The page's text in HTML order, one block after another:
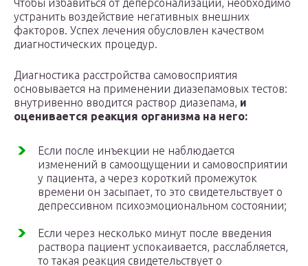
Чтобы избавиться от деперсонализации, необходимо
устранить воздействие негативных внешних
факторов. Успех лечения обусловлен качеством
диагностических процедур.
Диагностика расстройства самовосприятия
основывается на применении диазепамовых тестов:
внутривенно вводится раствор диазепама, и
оценивается реакция организма на него:
Если после инъекции не наблюдается
изменений в самоощущении и самовосприятии
у пациента, а через короткий промежуток
времени он засыпает, то это свидетельствует о
депрессивном психоэмоциональном состоянии;
Если через несколько минут после введения
раствора пациент успокаивается, расслабляется,
то такая реакция свидетельствует о